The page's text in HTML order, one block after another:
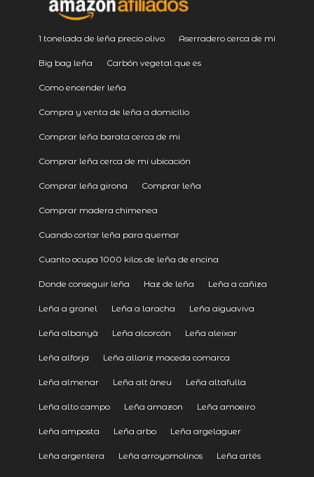
1 tonelada de leña precio olivo Aserradero cerca de mi
Big bag leña Carbón vegetal que es
Como encender leña
Compra y venta de leña a domicilio
Comprar leña barata cerca de mi
Comprar leña cerca de mi ubicación
Comprar leña girona Comprar leña
Comprar madera chimenea
Cuando cortar leña para quemar
Cuanto ocupa 1000 kilos de leña de encina
Donde conseguir leña Haz de leña Leña a cañiza
Leña a granel Leña a laracha Leña aiguaviva
Leña albanyà Leña alcorcón Leña aleixar
Leña alforja Leña allariz maceda comarca
Leña almenar Leña alt àneu Leña altafulla
Leña alto campo Leña amazon Leña amoeiro
Leña amposta Leña arbo Leña argelaguer
Leña argentera Leña arroyomolinos Leña artés